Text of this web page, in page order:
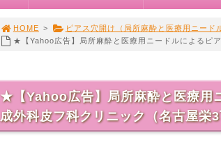
HOME > ピアス穴開け（局所麻酔と医療用ニード
★【Yahoo広告】局所麻酔と医療用ニードルによるピ
★【Yahoo広告】局所麻酔と医療用
成外科皮フ科クリニック（名古屋栄3